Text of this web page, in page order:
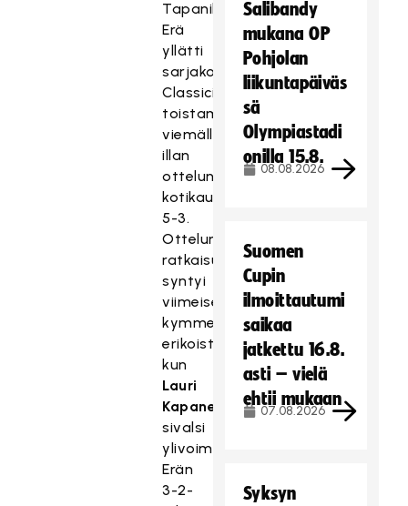
Tapanilan
Erä
yllätti
sarjakolmonen
Classicin
toistamiseen
viemällä
illan
ottelun
kotikaukalossaan
5-3.
Ottelun
ratkaisu
syntyi
viimeisellä
kymmenminuuttisella
erikoistilanteista
kun
Lauri
Kapanen
sivalsi
ylivoimalla
Erän
3-2-
Salibandy
mukana OP
Pohjolan
liikuntapäiväs
sä
Olympiastadi
onilla 15.8.
08.08.2026
Suomen
Cupin
ilmoittautumi
saikaa
jatkettu 16.8.
asti – vielä
ehtii mukaan
07.08.2026
Syksyn